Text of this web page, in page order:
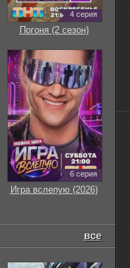
4 серия
Погоня (2 сезон)
6 серия
Игра вслепую (2026)
все